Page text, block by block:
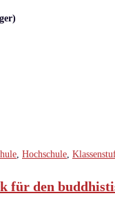
Hochschule
für den